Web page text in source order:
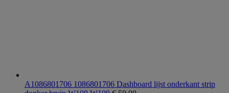
A1086801706 1086801706 Dashboard lijst onderkant strip